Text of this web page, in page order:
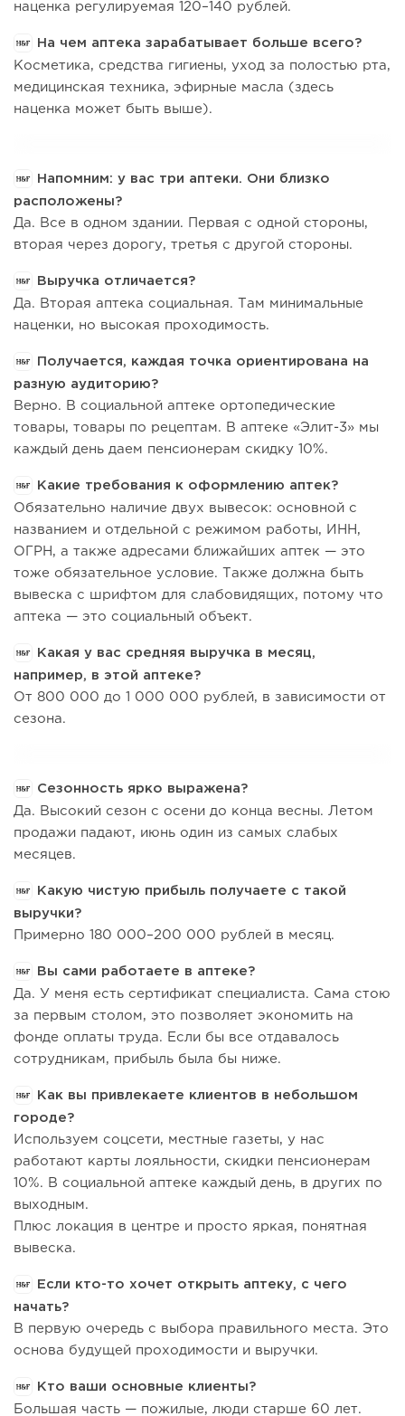
наценка регулируемая 120–140 рублей.
На чем аптека зарабатывает больше всего?
Косметика, средства гигиены, уход за полостью рта,
медицинская техника, эфирные масла (здесь
наценка может быть выше).
Напомним: у вас три аптеки. Они близко
расположены?
Да. Все в одном здании. Первая с одной стороны,
вторая через дорогу, третья с другой стороны.
Выручка отличается?
Да. Вторая аптека социальная. Там минимальные
наценки, но высокая проходимость.
Получается, каждая точка ориентирована на
разную аудиторию?
Верно. В социальной аптеке ортопедические
товары, товары по рецептам. В аптеке «Элит-3» мы
каждый день даем пенсионерам скидку 10%.
Какие требования к оформлению аптек?
Обязательно наличие двух вывесок: основной с
названием и отдельной с режимом работы, ИНН,
ОГРН, а также адресами ближайших аптек — это
тоже обязательное условие. Также должна быть
вывеска с шрифтом для слабовидящих, потому что
аптека — это социальный объект.
Какая у вас средняя выручка в месяц,
например, в этой аптеке?
От 800 000 до 1 000 000 рублей, в зависимости от
сезона.
Сезонность ярко выражена?
Да. Высокий сезон с осени до конца весны. Летом
продажи падают, июнь один из самых слабых
месяцев.
Какую чистую прибыль получаете с такой
выручки?
Примерно 180 000–200 000 рублей в месяц.
Вы сами работаете в аптеке?
Да. У меня есть сертификат специалиста. Сама стою
за первым столом, это позволяет экономить на
фонде оплаты труда. Если бы все отдавалось
сотрудникам, прибыль была бы ниже.
Как вы привлекаете клиентов в небольшом
городе?
Используем соцсети, местные газеты, у нас
работают карты лояльности, скидки пенсионерам
10%. В социальной аптеке каждый день, в других по
выходным.
Плюс локация в центре и просто яркая, понятная
вывеска.
Если кто-то хочет открыть аптеку, с чего
начать?
В первую очередь с выбора правильного места. Это
основа будущей проходимости и выручки.
Кто ваши основные клиенты?
Большая часть — пожилые, люди старше 60 лет.